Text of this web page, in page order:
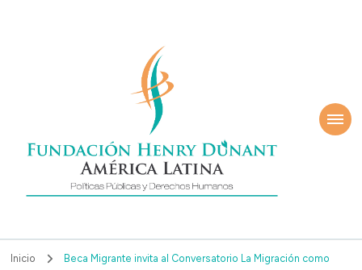
Henry
América Latina
Inicio
Beca Migrante invita al Conversatorio La Migración como